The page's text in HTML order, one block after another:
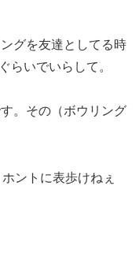
グを友達としてる時
らいでいらして。
。その（ボウリング
ントに表歩けねぇ